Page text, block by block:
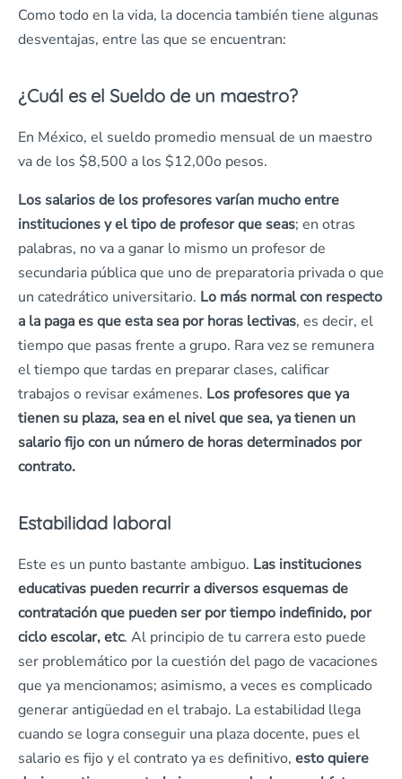
Como todo en la vida, la docencia también tiene algunas
desventajas, entre las que se encuentran:
¿Cuál es el Sueldo de un maestro?
En México, el sueldo promedio mensual de un maestro
va de los $8,500 a los $12,00o pesos.
Los salarios de los profesores varían mucho entre
instituciones y el tipo de profesor que seas; en otras
palabras, no va a ganar lo mismo un profesor de
secundaria pública que uno de preparatoria privada o que
un catedrático universitario. Lo más normal con respecto
a la paga es que esta sea por horas lectivas, es decir, el
tiempo que pasas frente a grupo. Rara vez se remunera
el tiempo que tardas en preparar clases, calificar
trabajos o revisar exámenes. Los profesores que ya
tienen su plaza, sea en el nivel que sea, ya tienen un
salario fijo con un número de horas determinados por
contrato.
Estabilidad laboral
Este es un punto bastante ambiguo. Las instituciones
educativas pueden recurrir a diversos esquemas de
contratación que pueden ser por tiempo indefinido, por
ciclo escolar, etc. Al principio de tu carrera esto puede
ser problemático por la cuestión del pago de vacaciones
que ya mencionamos; asimismo, a veces es complicado
generar antigüedad en el trabajo. La estabilidad llega
cuando se logra conseguir una plaza docente, pues el
salario es fijo y el contrato ya es definitivo, esto quiere